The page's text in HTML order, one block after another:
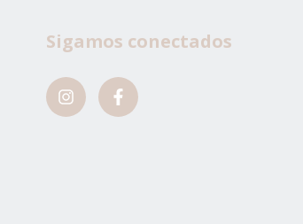
Sigamos conectados